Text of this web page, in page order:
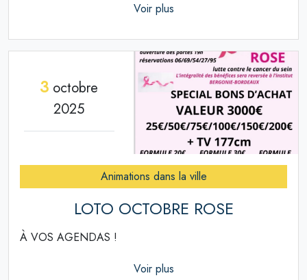
Voir plus
3 octobre
2025
Animations dans la ville
LOTO OCTOBRE ROSE
À VOS AGENDAS !
Voir plus